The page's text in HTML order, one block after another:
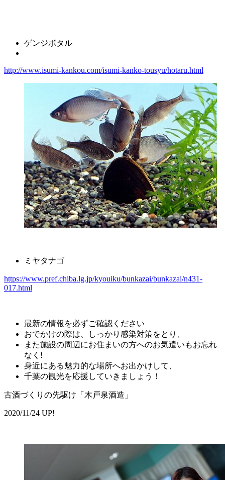
ゲンジボタル
http://www.isumi-kankou.com/isumi-kanko-tousyu/hotaru.html
ミヤタナゴ
https://www.pref.chiba.lg.jp/kyouiku/bunkazai/bunkazai/n431-
017.html
最新の情報を必ずご確認ください
おでかけの際は、しっかり感染対策をとり、
また施設の周辺にお住まいの方へのお気遣いもお忘れ
なく!
身近にある魅力的な場所へお出かけして、
千葉の観光を応援していきましょう！
古酒づくりの先駆け「木戸泉酒造」
2020/11/24 UP!